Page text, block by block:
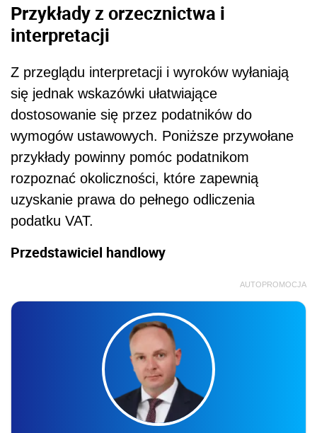
Przykłady z orzecznictwa i
interpretacji
Z przeglądu interpretacji i wyroków wyłaniają
się jednak wskazówki ułatwiające
dostosowanie się przez podatników do
wymogów ustawowych. Poniższe przywołane
przykłady powinny pomóc podatnikom
rozpoznać okoliczności, które zapewnią
uzyskanie prawa do pełnego odliczenia
podatku VAT.
Przedstawiciel handlowy
AUTOPROMOCJA